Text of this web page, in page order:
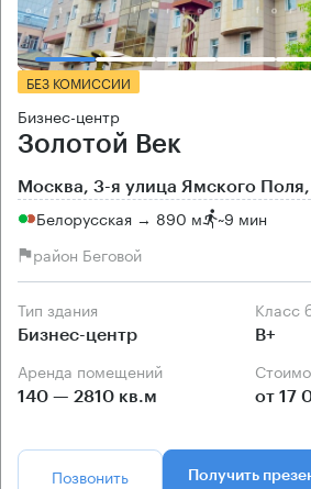
БЕЗ КОМИССИИ
Бизнес-центр
Золотой Век
Москва, 3-я улица Ямского Поля,
Белорусская → 890 м ~9 мин
район Беговой
Тип здания
Бизнес-центр B+
Аренда помещений
140 — 2810 кв.м от 17
Позвонить Получить